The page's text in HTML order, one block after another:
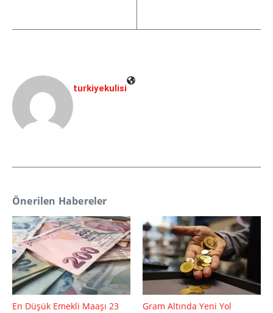
turkiyekulisi
Önerilen Habereler
En Düşük Emekli Maaşı 23
Gram Altında Yeni Yol